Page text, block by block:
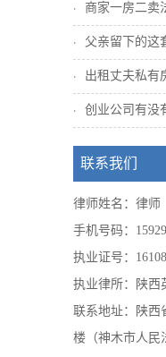
商家一房二卖
父亲留下的这
出租丈夫私有
创业公司有没
联系我们
律师姓名：律师
手机号码：
执业证号：
执业律所：陕西
联系地址：陕西
楼（神木市人民